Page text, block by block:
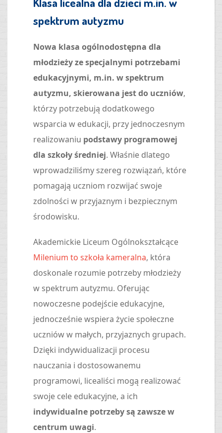
spektrum autyzmu
Nowa klasa ogólnodostępna dla
młodzieży ze specjalnymi potrzebami
edukacyjnymi, m.in. w spektrum
autyzmu, skierowana jest do uczniów,
którzy potrzebują dodatkowego
wsparcia w edukacji, przy jednoczesnym
realizowaniu podstawy programowej
dla szkoły średniej. Właśnie dlatego
wprowadziliśmy szereg rozwiązań, które
pomagają uczniom rozwijać swoje
zdolności w przyjaznym i bezpiecznym
środowisku.
Akademickie Liceum Ogólnokształcące
Milenium to szkoła kameralna, która
doskonale rozumie potrzeby młodzieży
w spektrum autyzmu. Oferując
nowoczesne podejście edukacyjne,
jednocześnie wspiera życie społeczne
uczniów w małych, przyjaznych grupach.
Dzięki indywidualizacji procesu
nauczania i dostosowanemu
programowi, licealiści mogą realizować
swoje cele edukacyjne, a ich
indywidualne potrzeby są zawsze w
centrum uwagi.